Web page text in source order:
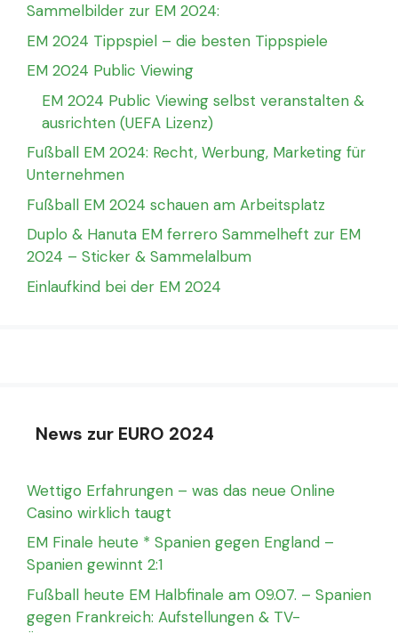
Sammelbilder zur EM 2024:
EM 2024 Tippspiel – die besten Tippspiele
EM 2024 Public Viewing
EM 2024 Public Viewing selbst veranstalten &
ausrichten (UEFA Lizenz)
Fußball EM 2024: Recht, Werbung, Marketing für
Unternehmen
Fußball EM 2024 schauen am Arbeitsplatz
Duplo & Hanuta EM ferrero Sammelheft zur EM
2024 – Sticker & Sammelalbum
Einlaufkind bei der EM 2024
News zur EURO 2024
Wettigo Erfahrungen – was das neue Online
Casino wirklich taugt
EM Finale heute * Spanien gegen England –
Spanien gewinnt 2:1
Fußball heute EM Halbfinale am 09.07. – Spanien
gegen Frankreich: Aufstellungen & TV-